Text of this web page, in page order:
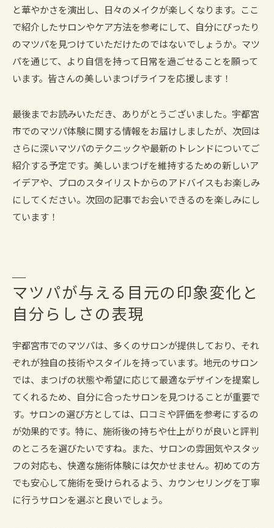
と華やかさを演出し、日々のメイクが楽しくなります。ここ
で紹介したサロンやケア方法を参考にして、自分にぴったり
のマツパを見つけていただけたのではないでしょうか。マツ
パを通じて、より自信を持って日常を過ごせることを願って
います。皆さんの美しいまつげライフを応援します！
最後までお読みいただき、ありがとうございました。宇都宮
市でのマツパ体験に関する情報をお届けしましたが、次回は
さらに深いマツパのテクニックや最新のトレンドについてご
紹介する予定です。美しいまつげを維持するための新しいア
イデアや、プロのスタイリストからのアドバイスもお楽しみ
にしてください。次回の記事でお会いできるのを楽しみにし
ています！
マツパが与える目元の印象変化と
自分らしさの表現
宇都宮市でのマツパは、多くのサロンが提供しており、それ
ぞれが独自の技術やスタイルを持っています。地元のサロン
では、まつげの状態や希望に応じて最適なデザインを提案し
てくれるため、自分に合ったサロンを見つけることが重要で
す。サロンの選び方としては、口コミや評価を参考にするの
が効果的です。特に、施術後の持ちや仕上がりが良いと評判
のところを選びたいですね。また、サロンの雰囲気やスタッ
フの対応も、快適な施術体験には欠かせません。初めての方
でも安心して施術を受けられるよう、カウンセリングを丁寧
に行うサロンを選ぶと良いでしょう。